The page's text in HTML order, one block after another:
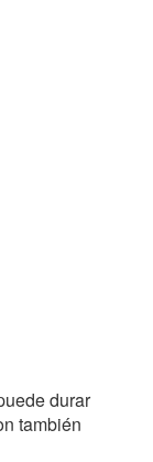
durar
también